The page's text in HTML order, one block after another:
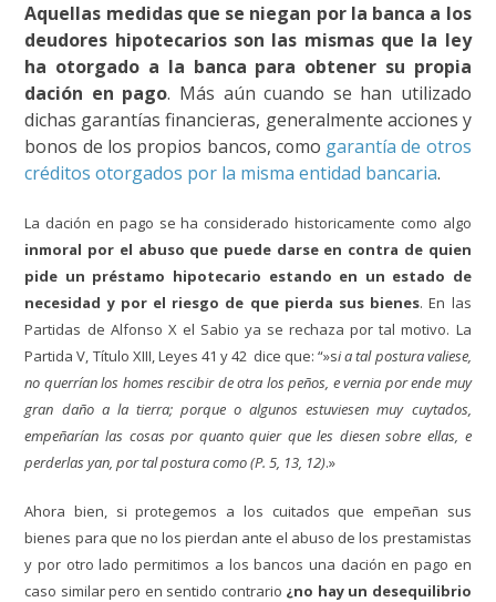
Aquellas medidas que se niegan por la banca a los
deudores hipotecarios son las mismas que la ley
ha otorgado a la banca para obtener su propia
dación en pago. Más aún cuando se han utilizado
dichas garantías financieras, generalmente acciones y
bonos de los propios bancos, como garantía de otros
créditos otorgados por la misma entidad bancaria.
La dación en pago se ha considerado historicamente como algo
inmoral por el abuso que puede darse en contra dequien
pide un préstamo hipotecario estando en un estado de
necesidad y por el riesgo de que pierda sus bienes. En las
Partidas de Alfonso X el Sabio ya se rechaza por tal motivo. La
Partida V, Título XIII, Leyes 41 y 42 dice que: “»si a tal postura valiese,
no querrían los homes rescibir de otra los peños, e vernia por ende muy
gran daño a la tierra; porque o algunos estuviesen muy cuytados,
empeñarían las cosas por quanto quier que les diesen sobre ellas, e
perderlas yan, por tal postura como (P. 5, 13, 12).»
Ahora bien, si protegemos a los cuitados que empeñan sus
bienes para que no los pierdan ante el abuso de los prestamistas
y por otro lado permitimos a los bancos una dación en pago en
caso similar pero en sentido contrario ¿no hay un desequilibrio